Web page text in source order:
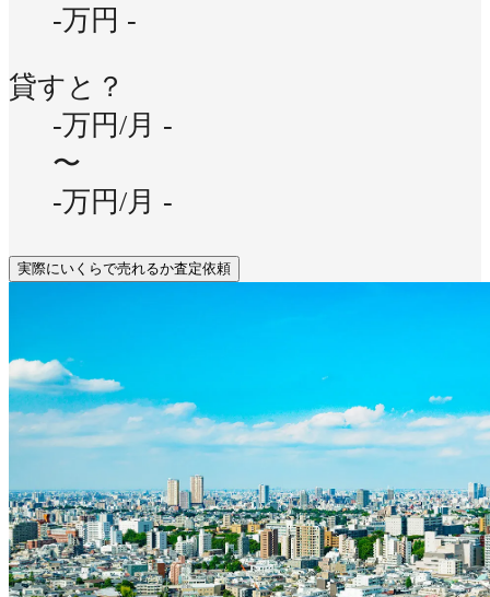
-万円 -
貸すと？
-万円/月 -
〜
-万円/月 -
実際にいくらで売れるか査定依頼